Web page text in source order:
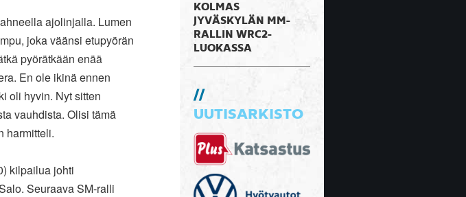
ajolinjalla. Lumen
joka väänsi etupyörän
pyörätkään enää
En ole ikinä ennen
oli hyvin. Nyt sitten
vauhdista. Olisi tämä
harmitteli.
kilpailua johti
Seuraava SM-ralli
KOLMAS
JYVÄSKYLÄN MM-
RALLIN WRC2-
LUOKASSA
UUTISARKISTO